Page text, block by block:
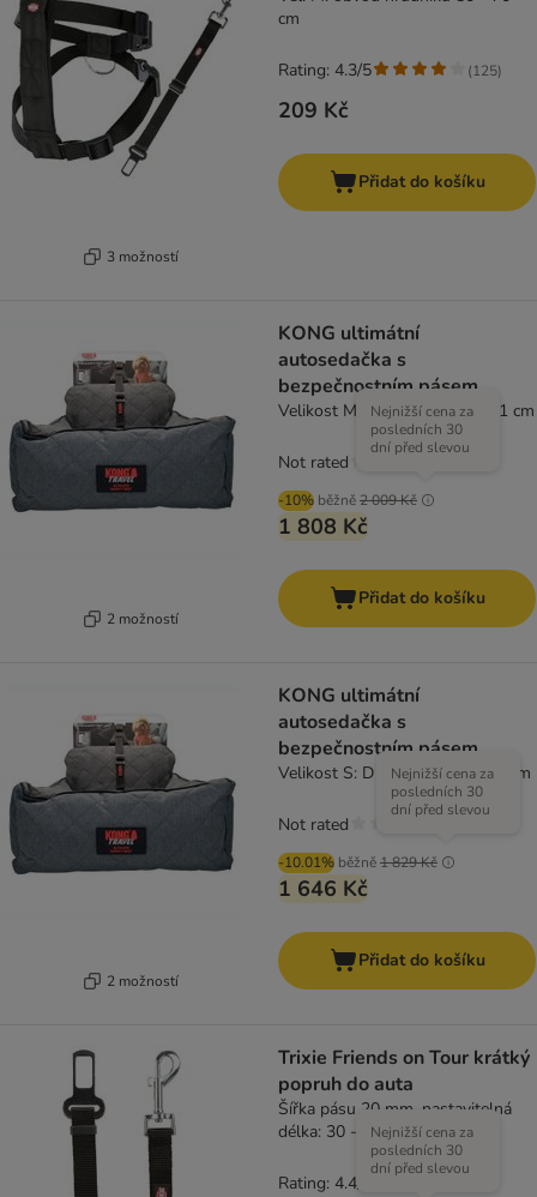
3 možností
cm
209 Kč
Rating: 4.3/5 (125)
Přidat do košíku
2 možností
KONG ultimátní
autosedačka s
bezpečnostním pásem
Velikost M: D 51 x Š 65 x V 21 cm
-10% běžně2 009 Kč
Nejnižší cena za
posledních 30
dní před slevou
1 808 Kč
Not rated
Přidat do košíku
2 možností
KONG ultimátní
autosedačka s
bezpečnostním pásem
Velikost S: D 45 x Š 52 x V 21 cm
-10.01% běžně1 829 Kč
Nejnižší cena za
posledních 30
dní před slevou
1 646 Kč
Not rated
Přidat do košíku
Trixie Friends on Tour krátký
popruh do auta
Šířka pásu 20 mm, nastavitelná
délka: 30 - 45 cmNejnižší cena za
posledních 30
dní před slevou
Rating: 4.4/5